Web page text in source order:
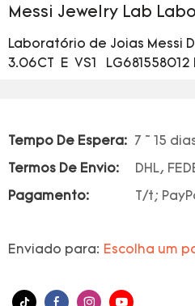
Messi Jewelry Lab
Laboratório de Joias Messi
3.06CT E VS1 LG681558012
Tempo De Espera: 7 ~ 15
Termos De Envio: DHL,
Pagamento: T/t;
Enviado para: Escolha um